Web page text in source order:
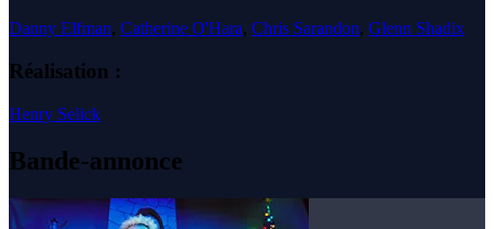
Danny Elfman, Catherine O'Hara, Chris Sarandon, Glenn Shadix
Réalisation :
Henry Selick
Bande-annonce